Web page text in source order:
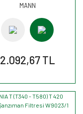
MANN
2.092,67 TL